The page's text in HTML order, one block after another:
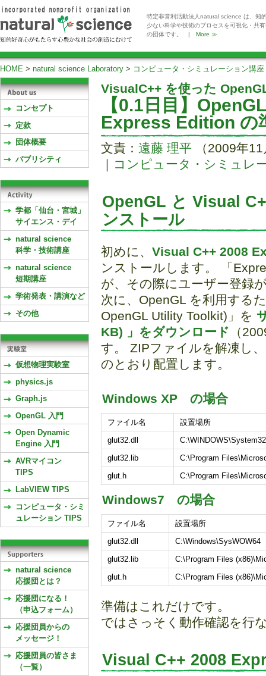
特定非営利活動法人natural science は、知
少ない科学や技術のプロセスを可視化・共
の団体です。 | More ≫
HOME > natural science Laboratory > コンピュータ・シミュレーション講座
VisualC++ を使った
【0.1日目】
Express Edition の
文責： 遠藤 理平 （2009年
｜ コンピュータ・シミュレ
OpenGL と Visual
ンストール
初めに、 Visual C++ 2008
ンストールします。 「
が、その際にユーザー登録
次に、OpenGL を利用する
OpenGL Utility Toolkit)」を
KB) 」をダウンロード （
す。 ZIPファイルを解凍し
のとおり配置します。
Windows XP の場合
ファイル名
設置場所
glut32.dll
C:\WINDOWS\System32
glut32.lib
C:\Program
glut.h
C:\Program
Windows7 の場合
ファイル名
設置場所
glut32.dll
C:\Windows\SysWOW64
glut32.lib
C:\Program Files
glut.h
C:\Program Files
準備はこれだけです。
ではさっそく動作確認を行
Visual C++ 2008
コンセプト
定款
団体概要
パブリシティ
学都「仙台・宮城」
サイエンス・デイ
natural science
科学・技術講座
natural science
短期講座
学術発表・講演など
その他
仮想物理実験室
physics.js
Graph.js
OpenGL 入門
Open Dynamic
Engine 入門
AVRマイコン
TIPS
LabVIEW TIPS
コンピュータ・シミ
ュレーション TIPS
natural science
応援団とは？
応援団になる！
（申込フォーム）
応援団員からの
メッセージ！
応援団員の皆さま
（一覧）